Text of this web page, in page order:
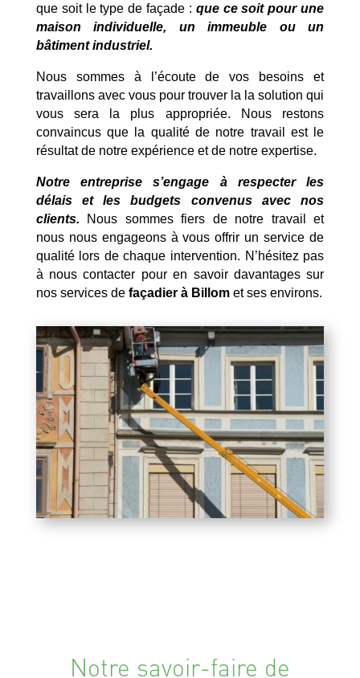
que soit le type de façade : que ce soit pour une
maison individuelle, un immeuble ou un
bâtiment industriel.
Nous sommes à l’écoute de vos besoins et
travaillons avec vous pour trouver la la solution qui
vous sera la plus appropriée. Nous restons
convaincus que la qualité de notre travail est le
résultat de notre expérience et de notre expertise.
Notre entreprise s’engage à respecter les
délais et les budgets convenus avec nos
clients. Nous sommes fiers de notre travail et
nous nous engageons à vous offrir un service de
qualité lors de chaque intervention. N’hésitez pas
à nous contacter pour en savoir davantages sur
nos services de façadier à Billomet ses environs.
Notre savoir-faire de